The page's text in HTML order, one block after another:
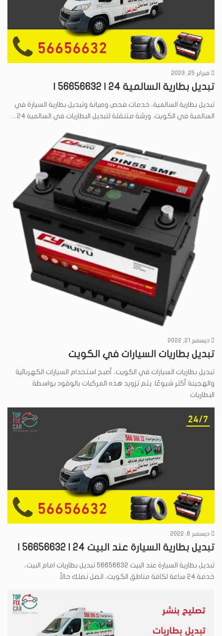
فبراير 25, 2023
تبديل بطارية السالمية 24 | 56656632 |
تبديل بطارية السالمية، خدمات فحص وصيانة وتبديل بطارية السيارة في
السالمية في الكويت. ورشة متنقلة لتبديل البطاريات في السالمية 24…
ديسمبر 21, 2022
تبديل بطاريات السيارات في الكويت
تبديل بطاريات السيارات في الكويت، أصبح استخدام السيارات الكهربائية
والهجينة أكثر شيوعًا. يتم تزويد هذه المركبات بالوقود بواسطة
البطاريات
ديسمبر 6, 2022
تبديل بطارية السيارة عند البيت 24 | 56656632 |
تبديل بطارية السيارة عند البيت 56656632 تبديل بطاريات امام البيت،
خدمة 24 ساعة لكافة مناطق الكويت، اتصل نصلك حالاً